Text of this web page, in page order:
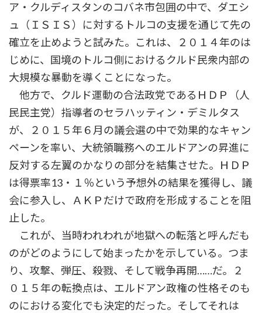
ア・クルディスタンのコバネ市包囲の中で、ダエシ
ュ（ＩＳＩＳ）に対するトルコの支援を通じて先の
確立を止めようと試みた。これは、２０１４年のは
じめに、国境のトルコ側におけるクルド民衆内部の
大規模な暴動を導くことになった。
他方で、クルド運動の合法政党であるＨＤＰ（人
民民主党）指導者のセラハッティン・デミルタス
が、２０１５年６月の議会選の中で効果的なキャン
ペーンを率い、大統領職務へのエルドアンの昇進に
反対する左翼のかなりの部分を結集させた。ＨＤＰ
は得票率13・１％という予想外の結果を獲得し、議
会に参入し、ＡＫＰだけで政府を形成することを阻
止した。
これが、当時われわれが地獄への転落と呼んだも
のがどのようにして始まったかを示している。つま
り、攻撃、弾圧、殺戮、そして戦争再開……だ。２
０１５年の転換点は、エルドアン政権の性格そのも
のにおける変化でも決定的だった。そしてそれは